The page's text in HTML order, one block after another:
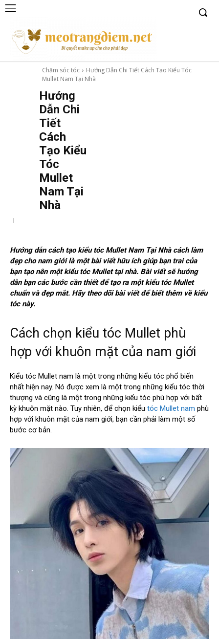
Chăm sóc tóc
Hướng Dẫn Chi Tiết Cách Tạo Kiểu Tóc
Mullet Nam Tại Nhà
Hướng
Dẫn Chi
Tiết
Cách
Tạo Kiểu
Tóc
Mullet
Nam Tại
Nhà
Hướng dẫn cách tạo kiểu tóc Mullet Nam Tại Nhà cách làm
đẹp cho nam giới là một bài viết hữu ích giúp bạn trai của
bạn tạo nên một kiểu tóc Mullet tại nhà. Bài viết sẽ hướng
dẫn bạn các bước cần thiết để tạo ra một kiểu tóc Mullet
chuẩn và đẹp mắt. Hãy theo dõi bài viết để biết thêm về kiểu
tóc này.
Cách chọn kiểu tóc Mullet phù
hợp với khuôn mặt của nam giới
Kiểu tóc Mullet nam là một trong những kiểu tóc phổ biến
nhất hiện nay. Nó được xem là một trong những kiểu tóc thời
thượng và cũng là một trong những kiểu tóc phù hợp với bất
kỳ khuôn mặt nào. Tuy nhiên, để chọn kiểu tóc Mullet nam phù
hợp với khuôn mặt của nam giới, bạn cần phải làm một số
bước cơ bản.